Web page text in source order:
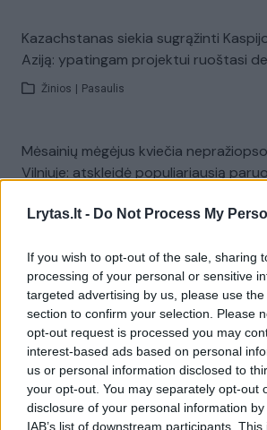
Lrytas.lt - Do Not Process My
If you wish to opt-out of the sale, sharing
processing of your personal or sensitive
targeted advertising by us, please use
section to confirm your selection. Please
opt-out request is processed you may
interest-based ads based on personal
us or personal information disclosed to
your opt-out. You may separately opt-out
disclosure of your personal information
IAB’s list of downstream participants.
Kazachstanas siekia sugrąžinti
Aziją: ypatingam projektui ruoštasi
Žinios Pasaulis
Mėsainių mėgėjus kviečia
Vilniuje: atskleidė populiariausią
Visi įrašai
Žiūrimiausi įrašai
Pateikė daugiau detalių apie iš tėvų